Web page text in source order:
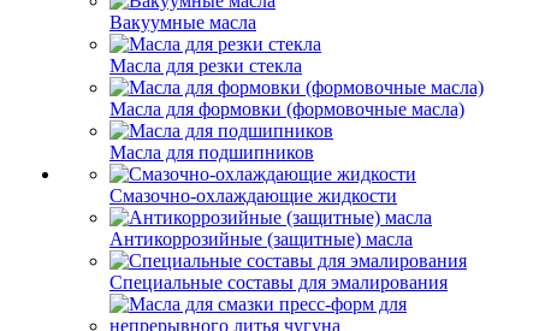
Вакуумные масла
Масла для резки стекла
Масла для формовки (формовочные масла)
Масла для подшипников
Смазочно-охлаждающие жидкости
Антикоррозийные (защитные) масла
Специальные составы для эмалирования